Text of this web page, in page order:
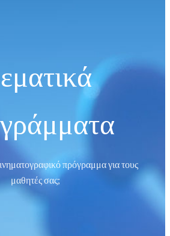
πρόγραμμα για τους
μαθητές σας;